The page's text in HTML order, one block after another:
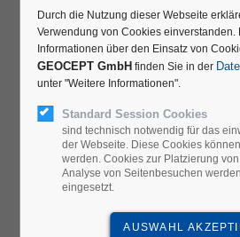
Durch die Nutzung dieser Webseite
Verwendung von Cookies einverstanden.
Informationen über den Einsatz von
GEOCEPT GmbH finden Sie in der
unter "Weitere Informationen".
Standard Session Cookies
sind technisch notwendig für das
der Webseite. Diese Cookies
werden. Cookies zur Platzierung
Analyse von Seitenbesuchen
eingesetzt.